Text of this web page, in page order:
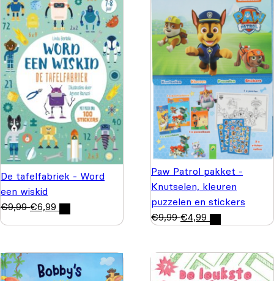
De tafelfabriek - Word
een wiskid
€9,99 €6,99
Paw Patrol pakket -
Knutselen, kleuren
puzzelen en stickers
€9,99 €4,99